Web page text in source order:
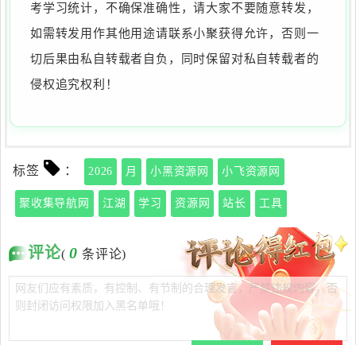
考学习统计，不确保准确性，请大家不要随意转发，
如需转发用作其他用途请联系小聚获得允许，否则一
切后果由私自转载者自负，同时保留对私自转载者的
侵权追究权利！
标签 ： 2026 月 小黑资源网 小飞资源网
聚收集导航网 江湖 学习 资源网 站长 工具
评论(0 条评论)